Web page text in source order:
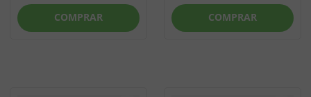
COMPRAR COMPRAR